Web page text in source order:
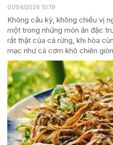
01/04/2026 10:19
Không cầu kỳ, không chiều vị
một trong những món ăn đặc
rất thật của cà rừng, khi hòa
mạc như cá cơm khô chiên